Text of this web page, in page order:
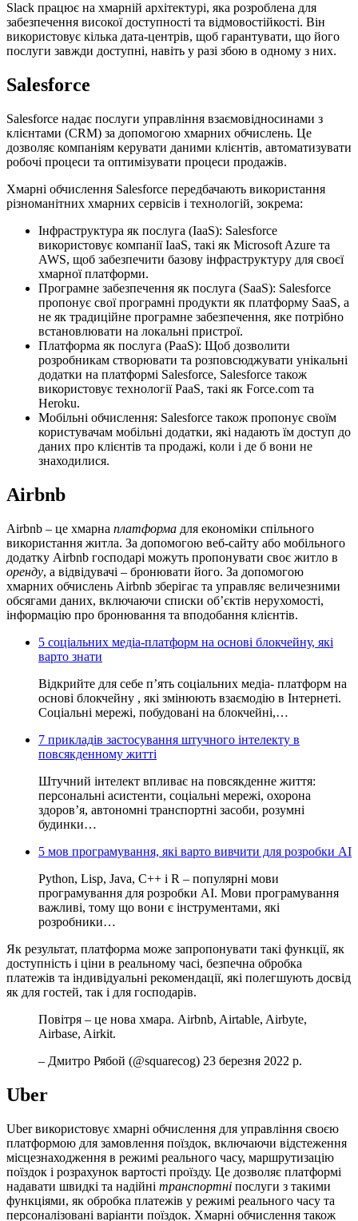
Slack працює на хмарній архітектурі, яка розроблена для
забезпечення високої доступності та відмовостійкості. Він
використовує кілька дата-центрів, щоб гарантувати, що його
послуги завжди доступні, навіть у разі збою в одному з них.
Salesforce
Salesforce надає послуги управління взаємовідносинами з
клієнтами (CRM) за допомогою хмарних обчислень. Це
дозволяє компаніям керувати даними клієнтів, автоматизувати
робочі процеси та оптимізувати процеси продажів.
Хмарні обчислення Salesforce передбачають використання
різноманітних хмарних сервісів і технологій, зокрема:
Інфраструктура як послуга (IaaS): Salesforce
використовує компанії IaaS, такі як Microsoft Azure та
AWS, щоб забезпечити базову інфраструктуру для своєї
хмарної платформи.
Програмне забезпечення як послуга (SaaS): Salesforce
пропонує свої програмні продукти як платформу SaaS, а
не як традиційне програмне забезпечення, яке потрібно
встановлювати на локальні пристрої.
Платформа як послуга (PaaS): Щоб дозволити
розробникам створювати та розповсюджувати унікальні
додатки на платформі Salesforce, Salesforce також
використовує технології PaaS, такі як Force.com та
Heroku.
Мобільні обчислення: Salesforce також пропонує своїм
користувачам мобільні додатки, які надають їм доступ до
даних про клієнтів та продажі, коли і де б вони не
знаходилися.
Airbnb
Airbnb – це хмарна платформа для економіки спільного
використання житла. За допомогою веб-сайту або мобільного
додатку Airbnb господарі можуть пропонувати своє житло в
оренду, а відвідувачі – бронювати його. За допомогою
хмарних обчислень Airbnb зберігає та управляє величезними
обсягами даних, включаючи списки об’єктів нерухомості,
інформацію про бронювання та вподобання клієнтів.
5 соціальних медіа-платформ на основі блокчейну, які
варто знати
Відкрийте для себе п’ять соціальних медіа- платформ на
основі блокчейну , які змінюють взаємодію в Інтернеті.
Соціальні мережі, побудовані на блокчейні,…
7 прикладів застосування штучного інтелекту в
повсякденному житті
Штучний інтелект впливає на повсякденне життя:
персональні асистенти, соціальні мережі, охорона
здоров’я, автономні транспортні засоби, розумні
будинки…
5 мов програмування, які варто вивчити для розробки АІ
Python, Lisp, Java, C++ і R – популярні мови
програмування для розробки АІ. Мови програмування
важливі, тому що вони є інструментами, які
розробники…
Як результат, платформа може запропонувати такі функції, як
доступність і ціни в реальному часі, безпечна обробка
платежів та індивідуальні рекомендації, які полегшують досвід
як для гостей, так і для господарів.
Повітря – це нова хмара. Airbnb, Airtable, Airbyte,
Airbase, Airkit.
– Дмитро Рябой (@squarecog) 23 березня 2022 р.
Uber
Uber використовує хмарні обчислення для управління своєю
платформою для замовлення поїздок, включаючи відстеження
місцезнаходження в режимі реального часу, маршрутизацію
поїздок і розрахунок вартості проїзду. Це дозволяє платформі
надавати швидкі та надійні транспортні послуги з такими
функціями, як обробка платежів у режимі реального часу та
персоналізовані варіанти поїздок. Хмарні обчислення також